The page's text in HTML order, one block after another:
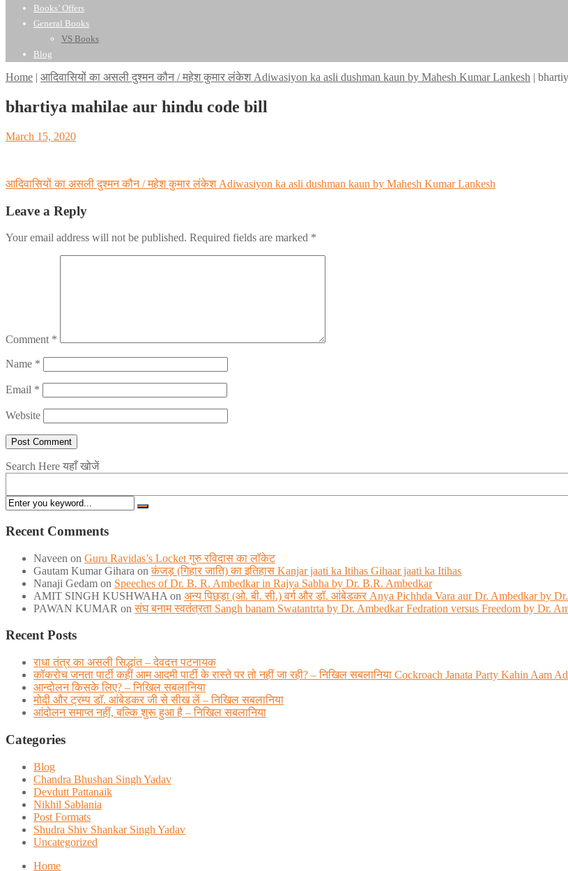
Books’ Offers
General Books
VS Books
Blog
Home | आदिवासियों का असली दुश्मन कौन / महेश कुमार लंकेश Adiwasiyon ka asli dushman kaun by Mahesh Kumar Lankesh |
bhartiya mahilae aur hindu code bill
Posted
March 15, 2020
Post
navigation
आदिवासियों का असली दुश्मन कौन / महेश कुमार लंकेश Adiwasiyon ka asli dushman kaun by Mahesh Kumar Lankesh
Leave a Reply
Your email address will not be published. Required fields are marked *
Comment *
Name *
Email *
Website
Search Here यहाँ खोजें
Recent Comments
Naveen on Guru Ravidas’s Locket गुरु रविदास का लॉकेट
Gautam Kumar Gihara onकंजड़ (गिहार जाति) का इतिहास Kanjar jaati ka Itihas Gihaar jaati ka Itihas
Nanaji Gedam on Speeches of Dr. B. R. Ambedkar in Rajya Sabha by Dr. B.R. Ambedkar
AMIT SINGH KUSHWAHA on अन्य पिछड़ा (ओ. बी. सी.) वर्ग और डॉ. आंबेडकर Anya Pichhda Vara aur Dr. Ambedkar by
PAWAN KUMAR onसंघ बनाम स्वतंत्रता Sangh banam Swatantrta by Dr. Ambedkar Fedration versus Freedom by Dr.
Recent Posts
राधा तंत्र का असली सिद्धांत – देवदत्त पटनायक
कॉकरोच जनता पार्टी कहीं आम आदमी पार्टी के रास्ते पर तो नहीं जा रही? – निखिल सबलानिया Cockroach Janata Party Kahin
आन्दोलन किसके लिए? – निखिल सबलानिया
मोदी और ट्रम्प डाॅ. आंबेडकर जी से सीख लें – निखिल सबलानिया
आंदोलन समाप्त नहीं, बल्कि शुरू हुआ है – निखिल सबलानिया
Categories
Blog
Chandra Bhushan Singh Yadav
Devdutt Pattanaik
Nikhil Sablania
Post Formats
Shudra Shiv Shankar Singh Yadav
Uncategorized
Home